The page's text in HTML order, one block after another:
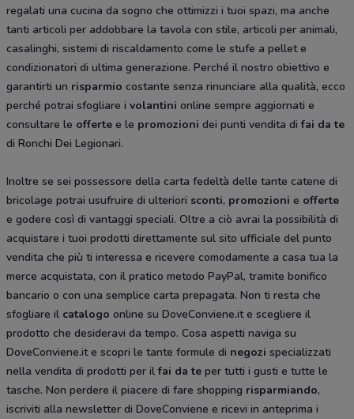
regalati una cucina da sogno che ottimizzi i tuoi spazi, ma anche
tanti articoli per addobbare la tavola con stile, articoli per animali,
casalinghi, sistemi di riscaldamento come le stufe a pellet e
condizionatori di ultima generazione. Perché il nostro obiettivo e
garantirti un risparmio costante senza rinunciare alla qualità, ecco
perché potrai sfogliare i volantini online sempre aggiornati e
consultare le offerte e le promozioni dei punti vendita difai da te
di Ronchi Dei Legionari.
Inoltre se sei possessore della carta fedeltà delle tante catene di
bricolage potrai usufruire di ulteriori sconti, promozioni e offerte
e godere così di vantaggi speciali. Oltre a ciò avrai la possibilità di
acquistare i tuoi prodotti direttamente sul sito ufficiale del punto
vendita che più ti interessa e ricevere comodamente a casa tua la
merce acquistata, con il pratico metodo PayPal, tramite bonifico
bancario o con una semplice carta prepagata. Non ti resta che
sfogliare il catalogo online su DoveConviene.it e scegliere il
prodotto che desideravi da tempo. Cosa aspetti naviga su
DoveConviene.it e scopri le tante formule di negozi specializzati
nella vendita di prodotti per ilfai da te per tutti i gusti e tutte le
tasche. Non perdere il piacere di fare shopping risparmiando,
iscriviti alla newsletter di DoveConviene e ricevi in anteprima i